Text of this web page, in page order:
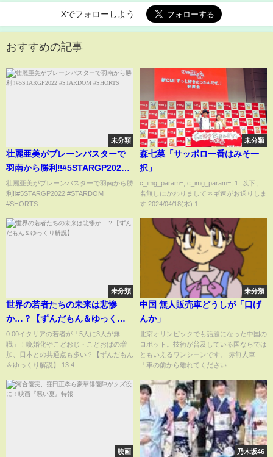
Xでフォローしよう
おすすめの記事
未分類
壮麗亜美がブレーンバスターで
羽南から勝利‼️#5STARGP2022
#STARDOM #SHORTS
壮麗亜美がブレーンバスターで羽南から勝
利‼️#5STARGP2022 #STARDOM
#SHORTS...
未分類
森七菜「サッポロ一番はみそ一
択」
c_img_param=; c_img_param=; 1: 以下、
名無しにかわりましてネギ速がお送りしま
す 2024/04/18(木) 1...
未分類
世界の若者たちの未来は悲惨
か…？【ずんだもん＆ゆっくり
解説】
0:00イタリアの若者が「5人に3人が無
職」！晩婚化やこどおじ・こどおばの増
加、日本との共通点も多い？【ずんだもん
＆ゆっくり解説】 13:4...
未分類
中国 無人販売車どうしが「口げ
んか」
北京オリンピックでも話題になった中国の
ロボット。技術が普及している国ならでは
ともいえるワンシーンです。 赤無人車
「車の前から離れてください...
映画 乃木坂46